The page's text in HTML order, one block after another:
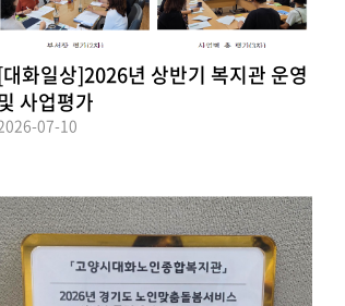
화일상]2026년 상반기 복지관 운영
사업평가
07-10